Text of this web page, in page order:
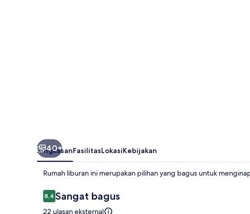
40+
RingkasanFasilitasLokasiKebijakan
Rumah liburan ini merupakan pilihan yang bagus untuk
Ulasan
8,48,4 dari 10
Sangat bagus
22 ulasan eksternal